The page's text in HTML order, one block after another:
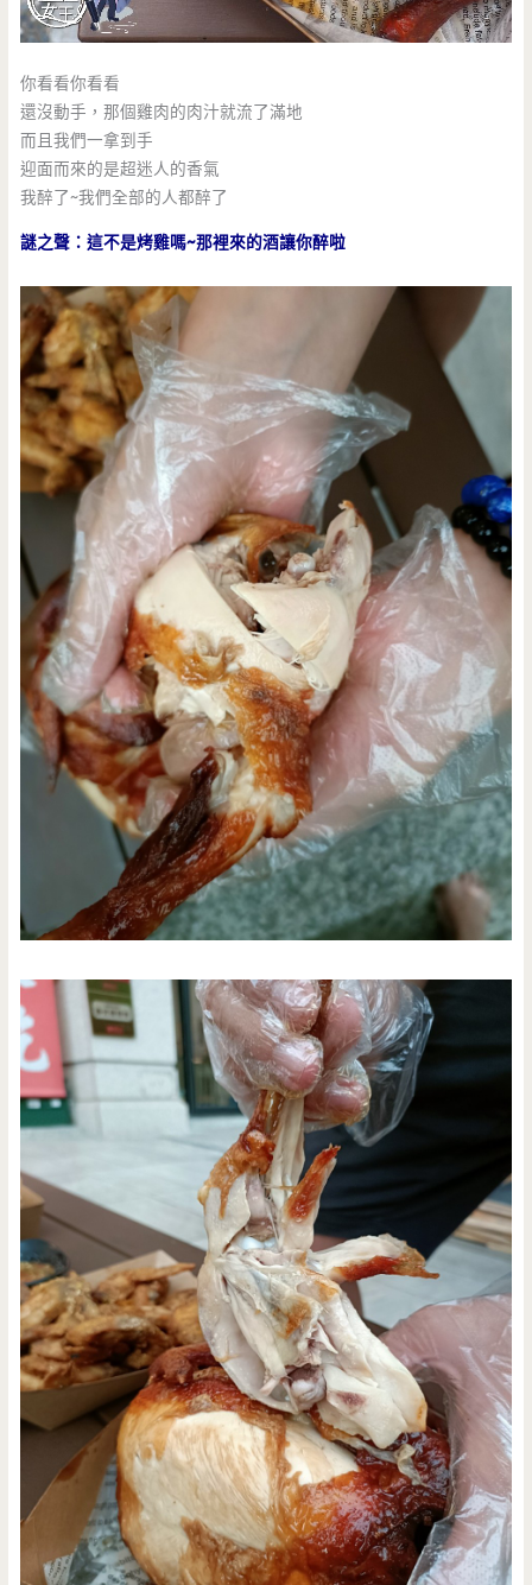
你看看你看看
還沒動手，那個雞肉的肉汁就流了滿地
而且我們一拿到手
迎面而來的是超迷人的香氣
我醉了~我們全部的人都醉了
謎之聲：這不是烤雞嗎~那裡來的酒讓你醉啦